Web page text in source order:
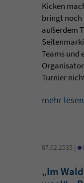
Kicken
bringt noch
außerdem
Teams und
Turnier
mehr lesen
07.02.2535 | •
„Im